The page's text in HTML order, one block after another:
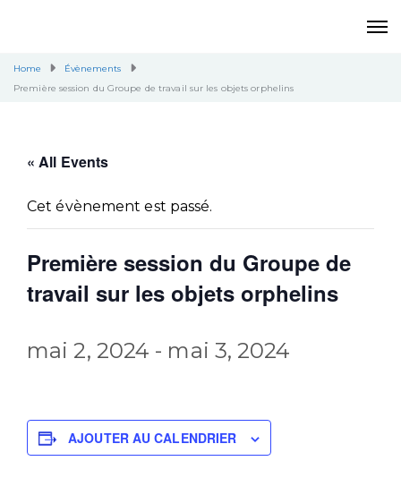
Home
Évènements
Première session du Groupe de travail sur les objets orphelins
« All Events
Cet évènement est passé.
Première session du Groupe de
travail sur les objets orphelins
mai 2, 2024 - mai 3, 2024
AJOUTER AU CALENDRIER